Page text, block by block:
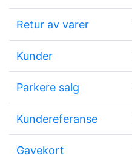
Retur av varer
Kunder
Parkere salg
Kundereferanse
Gavekort